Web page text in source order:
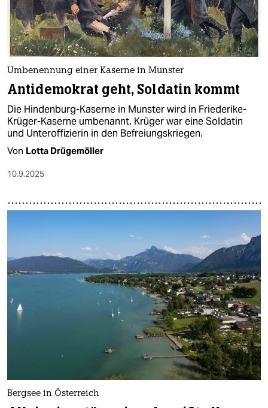
Umbenennung einer Kaserne in Munster
Antidemokrat geht, Soldatin kommt
Die Hindenburg-Kaserne in Munster wird in Friederike-
Krüger-Kaserne umbenannt. Krüger war eine Soldatin
und Unteroffizierin in den Befreiungskriegen.
Von Lotta Drügemöller
10.9.2025
Bergsee in Österreich